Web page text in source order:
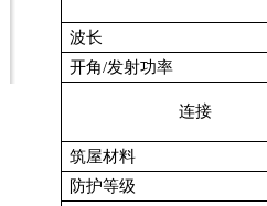
波长
开角/发射功率
连接
筑屋材料
防护等级